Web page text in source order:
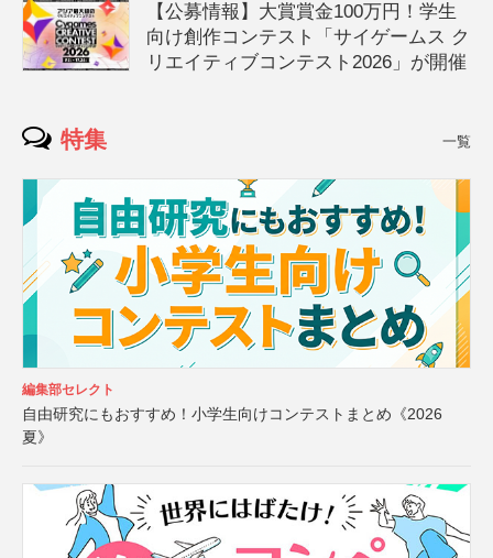
【公募情報】大賞賞金100万円！学生
向け創作コンテスト「サイゲームス ク
リエイティブコンテスト2026」が開催
特集 一覧
編集部セレクト
自由研究にもおすすめ！小学生向けコンテストまとめ《2026
夏》